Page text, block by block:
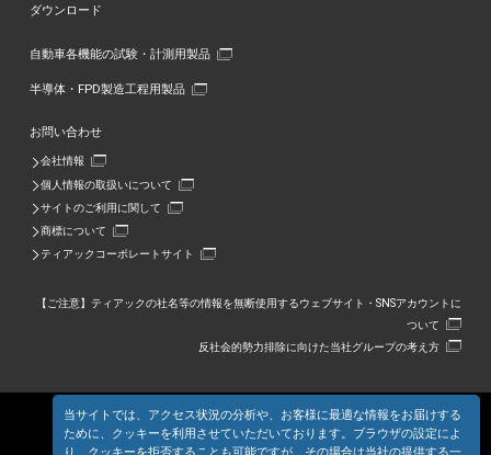
ダウンロード
自動車各機能の試験・計測用製品
半導体・FPD製造工程用製品
お問い合わせ
会社情報
個人情報の取扱いについて
サイトのご利用に関して
商標について
ティアックコーポレートサイト
【ご注意】ティアックの社名等の情報を無断使用するウェブサイト・SNSアカウントに
ついて
反社会的勢力排除に向けた当社グループの考え方
当サイトでは、アクセス状況の分析や、お客様に最適な情報をお届けする
ために、クッキーを利用させていただいております。ブラウザの設定によ